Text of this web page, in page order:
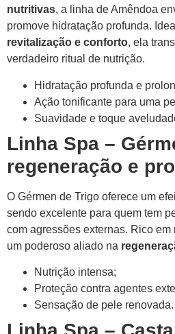
nutritivas, a linha de Amêndoa
promove hidratação profunda.
revitalização e conforto, ela
verdadeiro ritual de nutrição.
Hidratação profunda e
Ação tonificante para uma
Suavidade e toque
Linha Spa –
regeneração e
O Gérmen de Trigo oferece um
sendo excelente para quem tem
com agressões externas. Rico
um poderoso aliado na
Nutrição intensa;
Proteção contra agentes
Sensação de pele renovada.